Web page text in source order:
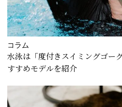
コラム
水泳は「度付きスイミングゴー
すすめモデルを紹介